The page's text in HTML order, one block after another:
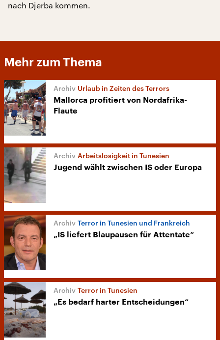
nach Djerba kommen.
Mehr zum Thema
Urlaub in Zeiten des Terrors
Mallorca profitiert von Nordafrika-
Flaute
Arbeitslosigkeit in Tunesien
Jugend wählt zwischen IS oder Europa
Terror in Tunesien und Frankreich
„IS liefert Blaupausen für Attentate“
Terror in Tunesien
„Es bedarf harter Entscheidungen“